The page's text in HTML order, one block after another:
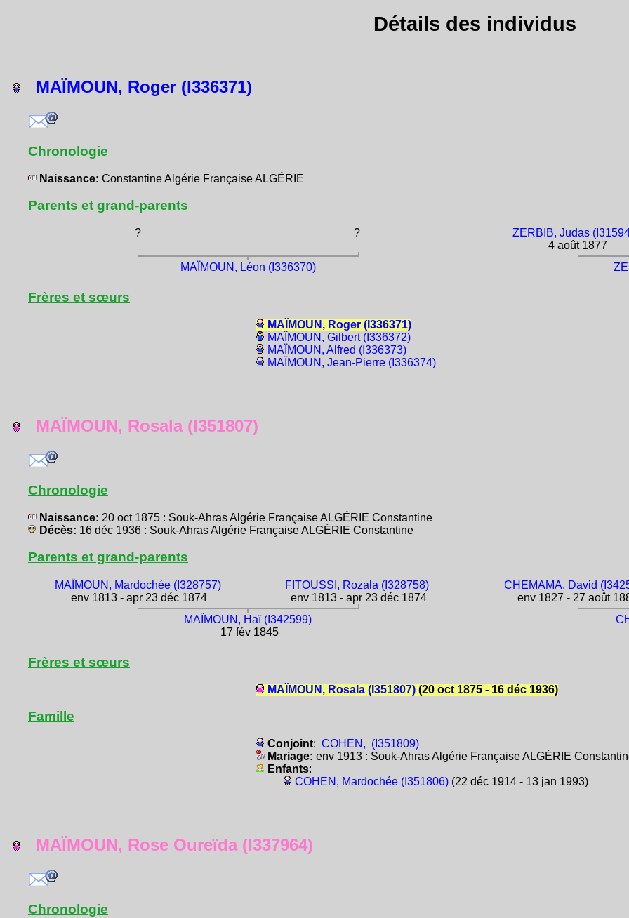
Détails des individus
MAÏMOUN, Roger (I336371)
Chronologie
Naissance: Constantine Algérie Française ALGÉRIE
Parents et grand-parents
? ?
ZERBIB, Judas
4 août 1877
MAÏMOUN, Léon (I336370)
Frères et sœurs
MAÏMOUN, Roger (I336371)
MAÏMOUN, Gilbert (I336372)
MAÏMOUN, Alfred (I336373)
MAÏMOUN, Jean-Pierre (I336374)
MAÏMOUN, Rosala (I351807)
Chronologie
Naissance: 20 oct 1875 : Souk-Ahras Algérie Française ALGÉRIE Constantine
Décès: 16 déc 1936 : Souk-Ahras Algérie Française ALGÉRIE Constantine
Parents et grand-parents
MAÏMOUN, Mardochée (I328757)
env 1813 - apr 23 déc 1874
FITOUSSI, Rozala (I328758)
env 1813 - apr 23 déc 1874
CHEMAMA, David
env 1827 - 27 août
MAÏMOUN, Haï (I342599)
17 fév 1845
Frères et sœurs
MAÏMOUN, Rosala (I351807) (20 oct 1875 - 16 déc 1936)
Famille
Conjoint:COHEN, (I351809)
Mariage:env 1913 : Souk-Ahras Algérie Française ALGÉRIE
Enfants:
COHEN, Mardochée (I351806) (22 déc 1914 - 13 jan 1993)
MAÏMOUN, Rose Oureïda (I337964)
Chronologie